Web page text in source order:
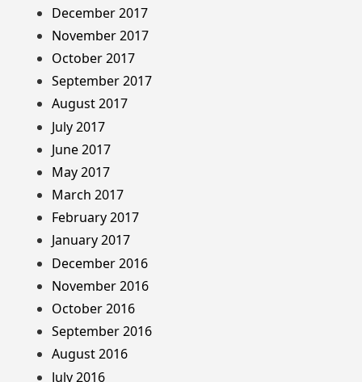
December 2017
November 2017
October 2017
September 2017
August 2017
July 2017
June 2017
May 2017
March 2017
February 2017
January 2017
December 2016
November 2016
October 2016
September 2016
August 2016
July 2016